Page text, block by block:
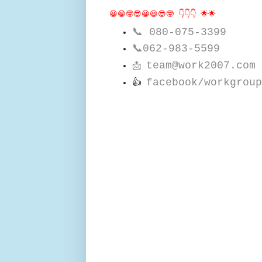
😀😁🤓😎😀😃😎🤓 👇👇👇 🌟🌟
📞 080-075-3399
📞062-983-5599
📩 team@work2007.com
👍 facebook/